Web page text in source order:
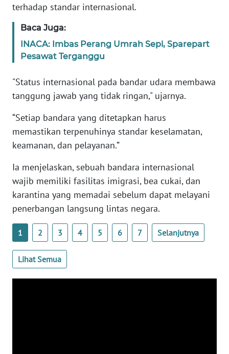
terhadap standar internasional.
Baca Juga:
INACA: Imbas Perang Umrah Sepi, Sparepart
Pesawat Terganggu
"Status internasional pada bandar udara membawa
tanggung jawab yang tidak ringan," ujarnya.
“Setiap bandara yang ditetapkan harus
memastikan terpenuhinya standar keselamatan,
keamanan, dan pelayanan.”
Ia menjelaskan, sebuah bandara internasional
wajib memiliki fasilitas imigrasi, bea cukai, dan
karantina yang memadai sebelum dapat melayani
penerbangan langsung lintas negara.
1 2 3 4 5 6 7 Selanjutnya
Lihat Semua
SUMUT
WN
WN
WN
BANTEN
WN
NTT
WN
PAPUA